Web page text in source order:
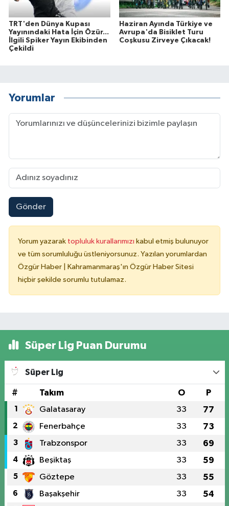
TRT'den Dünya Kupası
Yayınındaki Hata İçin Özür...
İlgili Spiker Yayın Ekibinden
Çekildi
Haziran Ayında Türkiye ve
Avrupa'da Bisiklet Turu
Coşkusu Zirveye Çıkacak!
Yorumlar
Gönder
Yorum yazarak topluluk kurallarımızı kabul etmiş bulunuyor
ve tüm sorumluluğu üstleniyorsunuz. Yazılan yorumlardan
Özgür Haber | Kahramanmaraş'ın Özgür Haber Sitesi
hiçbir şekilde sorumlu tutulamaz.
Süper Lig Puan Durumu
Süper Lig
# Takım O P
1 Galatasaray 33 77
2 Fenerbahçe 33 73
3 Trabzonspor 33 69
4 Beşiktaş 33 59
5 Göztepe 33 55
6 Başakşehir 33 54